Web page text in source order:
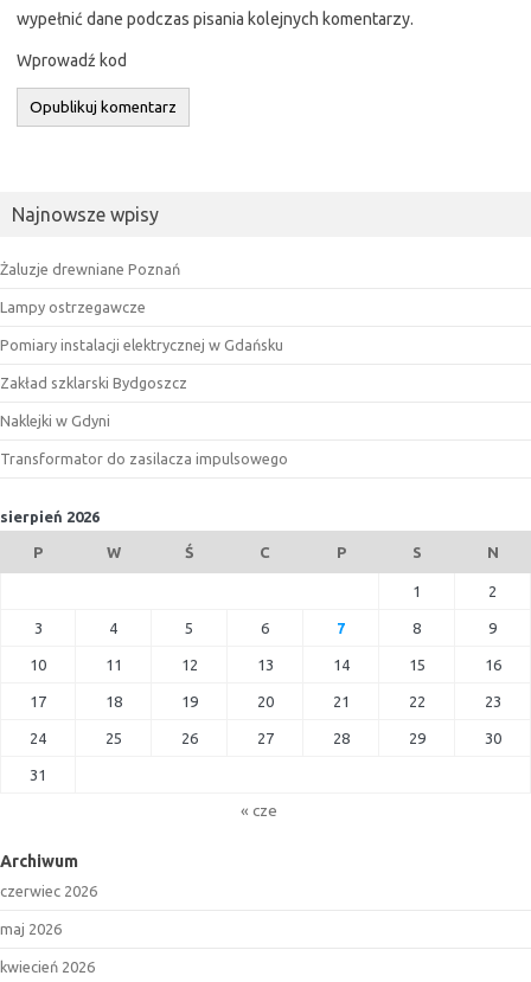
wypełnić dane podczas pisania kolejnych komentarzy.
Wprowadź kod
Najnowsze wpisy
Żaluzje drewniane Poznań
Lampy ostrzegawcze
Pomiary instalacji elektrycznej w Gdańsku
Zakład szklarski Bydgoszcz
Naklejki w Gdyni
Transformator do zasilacza impulsowego
sierpień 2026
P W Ś C P S N
1 2
3 4 5 6 7 8 9
10 11 12 13 14 15 16
17 18 19 20 21 22 23
24 25 26 27 28 29 30
31
« cze
Archiwum
czerwiec 2026
maj 2026
kwiecień 2026